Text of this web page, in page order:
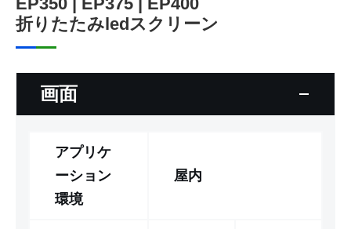
折りたたみledスクリーン
画面
アプリケ
ーション
環境
屋内